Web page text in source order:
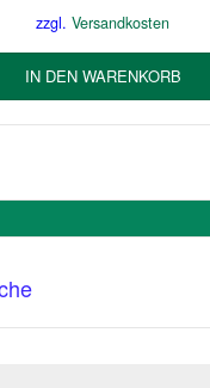
war:
29,95 €
ist:
22,50 €.
zzgl. Versandkosten
IN DEN WARENKORB